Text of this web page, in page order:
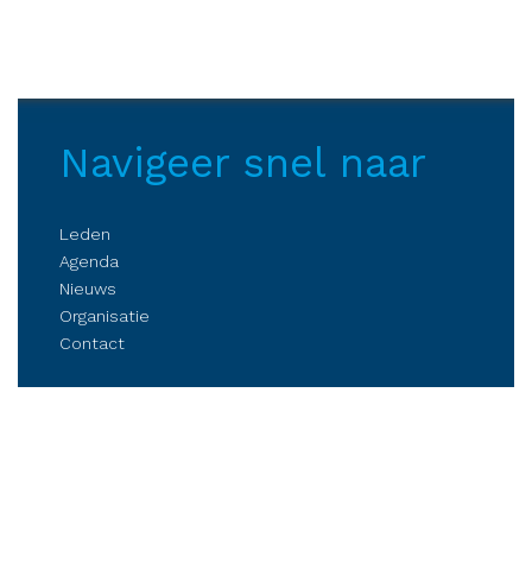
Navigeer snel naar
Leden
Agenda
Nieuws
Organisatie
Contact